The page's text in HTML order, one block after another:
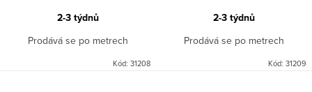
2-3 týdnů
Prodává se po metrech
Kód: 31208
2-3 týdnů
Prodává se po metrech
Kód: 31209